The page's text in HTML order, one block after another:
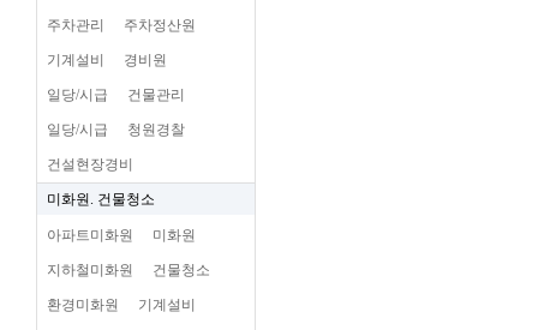
주차관리 주차정산원
기계설비 경비원
일당/시급 건물관리
일당/시급 청원경찰
건설현장경비
미화원. 건물청소
아파트미화원 미화원
지하철미화원 건물청소
환경미화원 기계설비